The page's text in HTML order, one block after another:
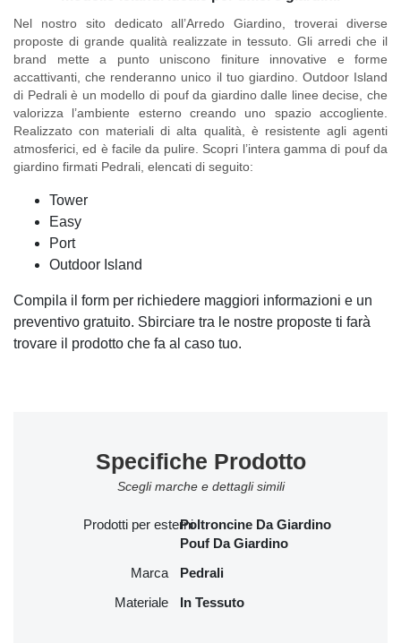
Nel nostro sito dedicato all’Arredo Giardino, troverai diverse
proposte di grande qualità realizzate in tessuto. Gli arredi che il
brand mette a punto uniscono finiture innovative e forme
accattivanti, che renderanno unico il tuo giardino. Outdoor Island
di Pedraliè un modello di pouf da giardino dalle linee decise, che
valorizza l’ambiente esterno creando uno spazio accogliente.
Realizzato con materiali di alta qualità, è resistente agli agenti
atmosferici, ed è facile da pulire. Scopri l’intera gamma di pouf da
giardino firmati Pedrali, elencati di seguito:
Tower
Easy
Port
Outdoor Island
Compila il form per richiedere maggiori informazioni e un
preventivo gratuito. Sbirciare tra le nostre proposte ti farà
trovare il prodotto che fa al caso tuo.
Specifiche Prodotto
Scegli marche e dettagli simili
Prodotti per esterniPoltroncine Da Giardino
Pouf Da Giardino
Marca Pedrali
Materiale In Tessuto